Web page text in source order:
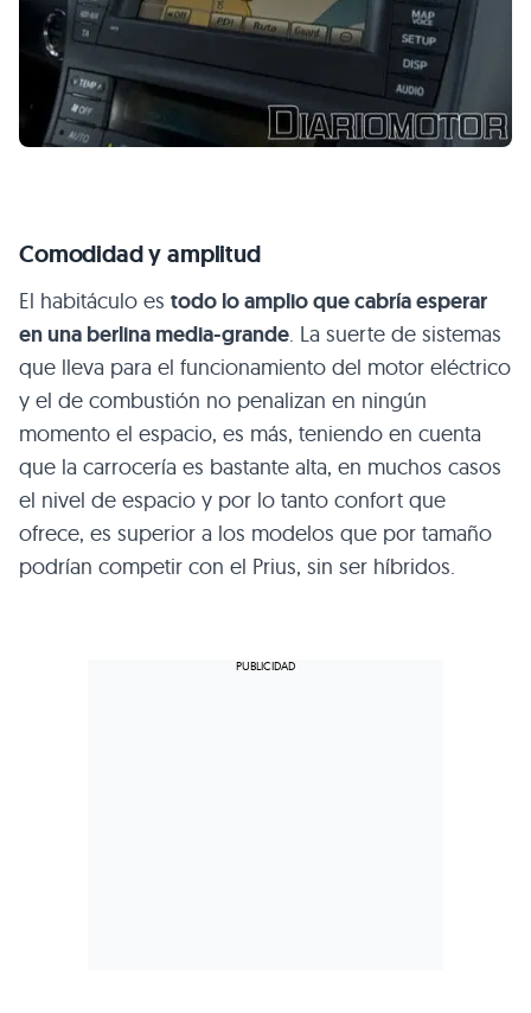
Comodidad y amplitud
El habitáculo es todo lo amplio que cabría esperar
en una berlina media-grande. La suerte de sistemas
que lleva para el funcionamiento del motor eléctrico
y el de combustión no penalizan en ningún
momento el espacio, es más, teniendo en cuenta
que la carrocería es bastante alta, en muchos casos
el nivel de espacio y por lo tanto confort que
ofrece, es superior a los modelos que por tamaño
podrían competir con el Prius, sin ser híbridos.